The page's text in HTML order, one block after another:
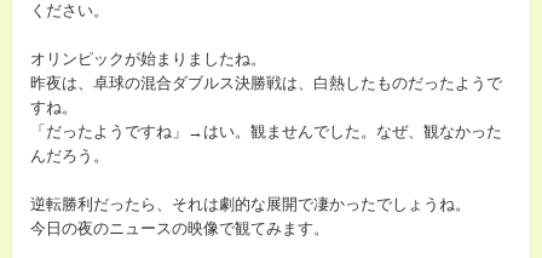
ください。
オリンピックが始まりましたね。
昨夜は、卓球の混合ダブルス決勝戦は、白熱したものだったようで
すね。
「だったようですね」→はい。観ませんでした。なぜ、観なかった
んだろう。
逆転勝利だったら、それは劇的な展開で凄かったでしょうね。
今日の夜のニュースの映像で観てみます。